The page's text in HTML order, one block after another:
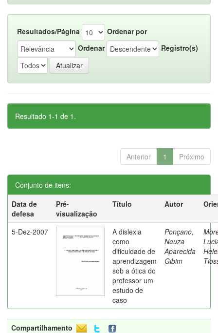
Resultados/Página
Ordenar por
Ordenar
Registro(s)
Resultado 1-1 de 1.
Anterior 1 Próximo
Conjunto de itens:
Data de
defesa
Pré-
visualização
Título Autor
5-Dez-2007
A dislexia
como
dificuldade de
aprendizagem
sob a ótica do
professor um
estudo de
caso
Ponçano,
Neuza
Aparecida
Gibim
Compartilhamento